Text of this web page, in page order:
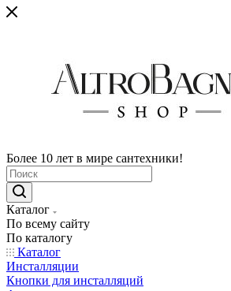
Более 10 лет в мире сантехники!
Каталог
По всему сайту
По каталогу
Каталог
Инсталляции
Кнопки для инсталляций